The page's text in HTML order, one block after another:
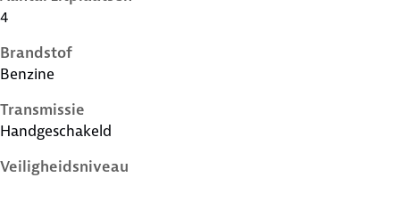
4
Brandstof
Benzine
Transmissie
Handgeschakeld
Veiligheidsniveau